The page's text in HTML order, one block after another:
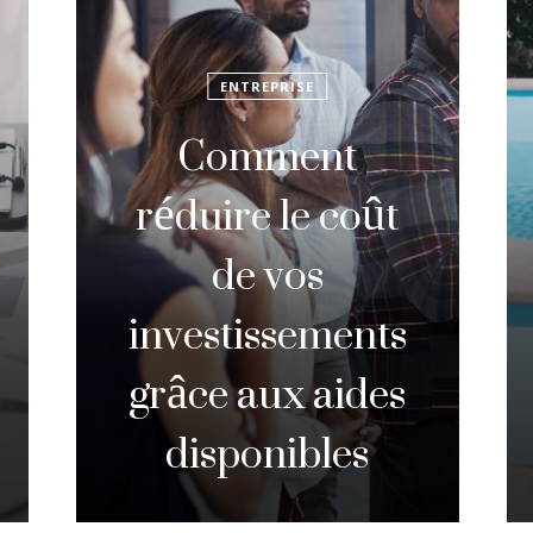
PISCINE
Tout savoir sur
la taxe piscine
hors sol de plus
de 10m2